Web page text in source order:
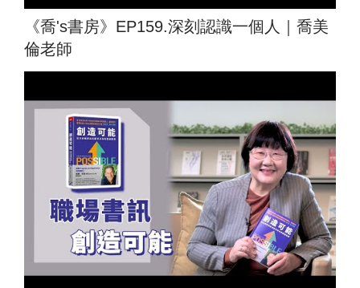
《喬's書房》EP159.深刻認識一個人｜喬美
倫老師